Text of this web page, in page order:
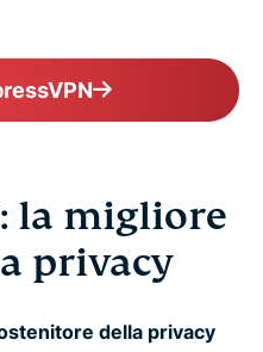
la migliore
privacy
della privacy